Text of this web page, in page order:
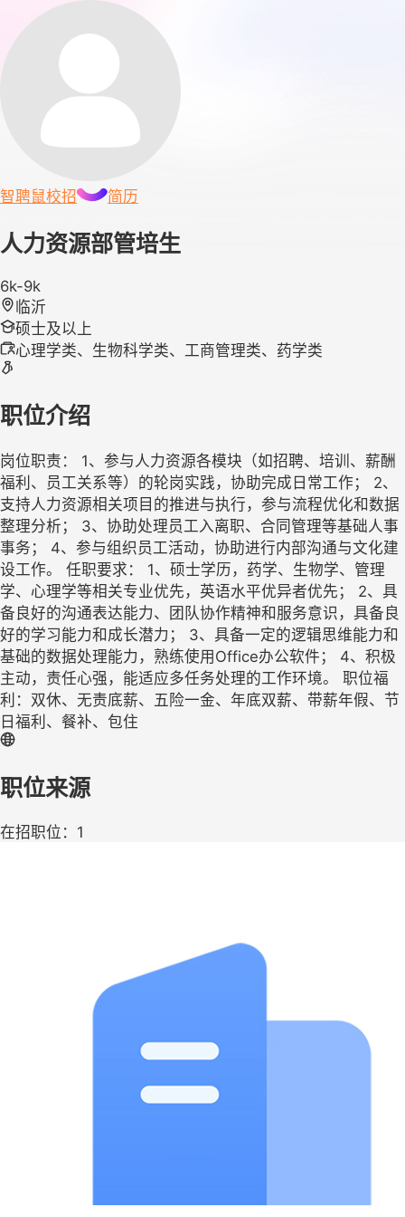
智聘鼠校招 简历
人力资源部管培生
6k-9k
临沂
硕士及以上
心理学类、生物科学类、工商管理类、药学类
职位介绍
岗位职责： 1、参与人力资源各模块（如招聘、培训、薪酬
福利、员工关系等）的轮岗实践，协助完成日常工作； 2、
支持人力资源相关项目的推进与执行，参与流程优化和数据
整理分析； 3、协助处理员工入离职、合同管理等基础人事
事务； 4、参与组织员工活动，协助进行内部沟通与文化建
设工作。 任职要求： 1、硕士学历，药学、生物学、管理
学、心理学等相关专业优先，英语水平优异者优先； 2、具
备良好的沟通表达能力、团队协作精神和服务意识，具备良
好的学习能力和成长潜力； 3、具备一定的逻辑思维能力和
基础的数据处理能力，熟练使用Office办公软件； 4、积极
主动，责任心强，能适应多任务处理的工作环境。 职位福
利：双休、无责底薪、五险一金、年底双薪、带薪年假、节
日福利、餐补、包住
职位来源
在招职位：1